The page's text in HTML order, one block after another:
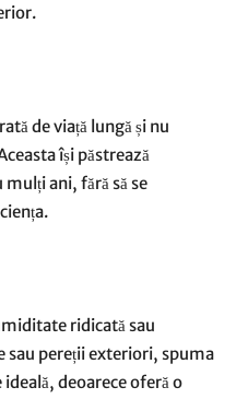
de viață lungă și nu
își păstrează
ani, fără să se
ridicată sau
sau pereții exteriori, spuma
deoarece oferă o